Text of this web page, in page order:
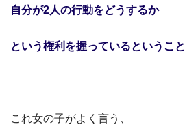
自分が2人の行動をどうするか
という権利を握っているということ
これ女の子がよく言う、